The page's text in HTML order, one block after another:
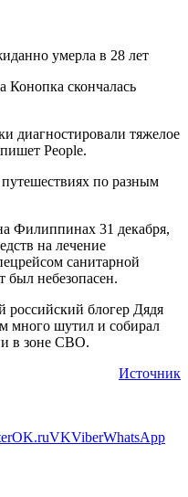
Конопка скончалась
диагностировали тяжелое
People.
по разным
Филиппинах 31 декабря,
на лечение
санитарной
был небезопасен.
российский блогер Дядя
много шутил и собирал
в зоне СВО.
Источник
OK.ruVKViberWhatsApp